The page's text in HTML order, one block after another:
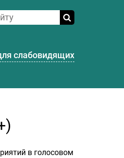
слабовидящих
в голосовом